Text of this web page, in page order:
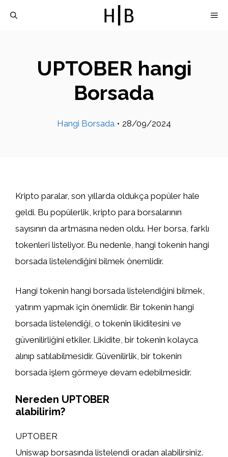
UPTOBER hangi
Borsada
Hangi Borsada • 28/09/2024
Kripto paralar, son yıllarda oldukça popüler hale
geldi. Bu popülerlik, kripto para borsalarının
sayısının da artmasına neden oldu. Her borsa, farklı
tokenleri listeliyor. Bu nedenle, hangi tokenin hangi
borsada listelendiğini bilmek önemlidir.
Hangi tokenin hangi borsada listelendiğini bilmek,
yatırım yapmak için önemlidir. Bir tokenin hangi
borsada listelendiği, o tokenin likiditesini ve
güvenilirliğini etkiler. Likidite, bir tokenin kolayca
alınıp satılabilmesidir. Güvenilirlik, bir tokenin
borsada işlem görmeye devam edebilmesidir.
Nereden UPTOBER
alabilirim?
UPTOBER
Uniswap borsasında listelendi oradan alabilirsiniz.